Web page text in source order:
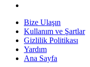
Bize Ulaşın
Kullanım ve Şartlar
Gizlilik Politikası
Yardım
Ana Sayfa